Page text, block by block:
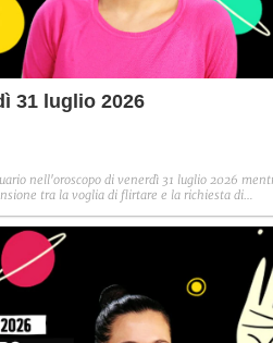
31 luglio 2026
nell'oroscopo di venerdì 31 luglio 2026
tra la voglia di flirtare e la richiesta di